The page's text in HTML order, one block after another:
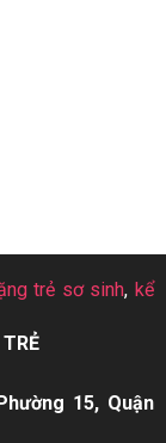
trẻ sơ sinh,kể
15, Quận